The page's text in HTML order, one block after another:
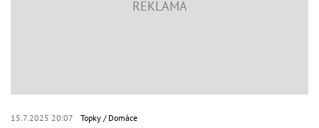
15.7.2025 20:07 Topky Domáce